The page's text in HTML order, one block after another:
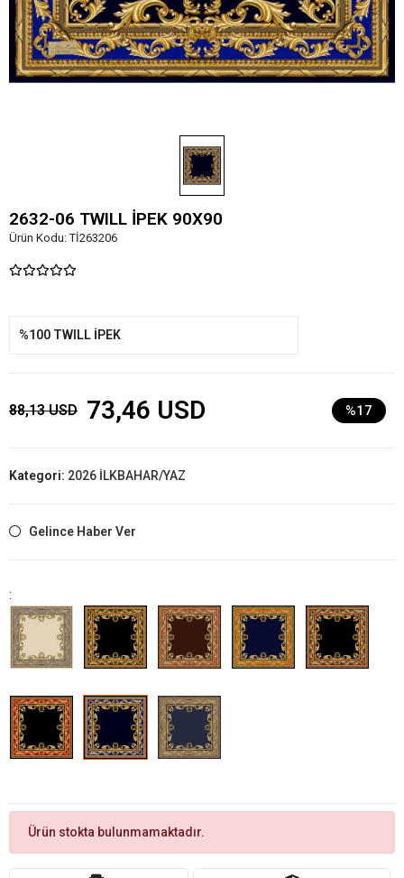
2632-06 TWILL İPEK 90X90
Ürün Kodu:Tİ263206
%100 TWILL İPEK
88,13 USD 73,46 USD %17
Kategori: 2026 İLKBAHAR/YAZ
Gelince Haber Ver
:
Ürün stokta bulunmamaktadır.